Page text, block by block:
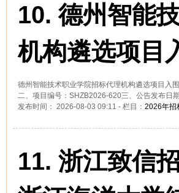
10. 德州智能
机构遴选项目
德州智能技术职业学院招标代理机构遴选项目入
二、项目编号：SHZB2026-620三、公告发布日
发布时间： 2026-08-03 09:11 - 栏目： 2026年招
11. 浙江致信